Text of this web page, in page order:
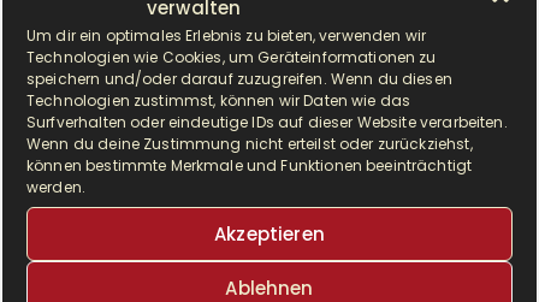
verwalten
Um dir ein optimales Erlebnis zu bieten, verwenden wir
Technologien wie Cookies, um Geräteinformationen zu
speichern und/oder darauf zuzugreifen. Wenn du diesen
Technologien zustimmst, können wir Daten wie das
Surfverhalten oder eindeutige IDs auf dieser Website verarbeiten.
Wenn du deine Zustimmung nicht erteilst oder zurückziehst,
können bestimmte Merkmale und Funktionen beeinträchtigt
werden.
Akzeptieren
Ablehnen
wirklich fruchtige Erdbeersahne und leckerer
Schokorührteig aufeinander, gespickt mit…
WEITERLESEN